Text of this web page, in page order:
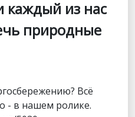
каждый из нас
природные
Всё
- в нашем ролике.